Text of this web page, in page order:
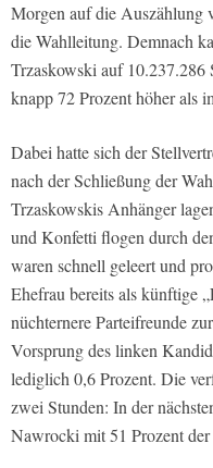
Morgen auf die Auszählung
die Wahlleitung. Demnach
Trzaskowski auf
knapp 72 Prozent höher als
Dabei hatte sich der
nach der Schließung der
Trzaskowskis Anhänger
und Konfetti flogen durch
waren schnell geleert und
Ehefrau bereits als künftige
nüchternere Parteifreunde
Vorsprung des linken
lediglich 0,6 Prozent. Die
zwei Stunden: In der
Nawrocki mit 51 Prozent